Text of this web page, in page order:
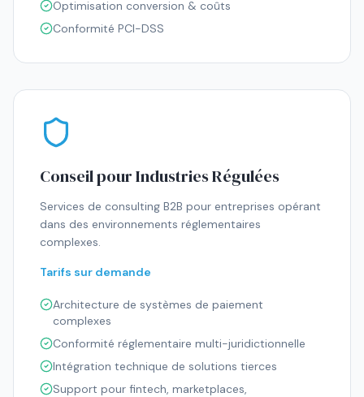
Optimisation conversion & coûts
Conformité PCI-DSS
Conseil pour Industries Régulées
Services de consulting B2B pour entreprises opérant
dans des environnements réglementaires
complexes.
Tarifs sur demande
Architecture de systèmes de paiement
complexes
Conformité réglementaire multi-juridictionnelle
Intégration technique de solutions tierces
Support pour fintech, marketplaces,